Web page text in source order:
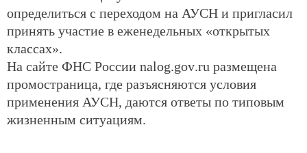
определиться с переходом на АУСН и пригласил
принять участие в еженедельных «открытых
классах».
На сайте ФНС России nalog.gov.ru размещена
промостраница, где разъясняются условия
применения АУСН, даются ответы по типовым
жизненным ситуациям.